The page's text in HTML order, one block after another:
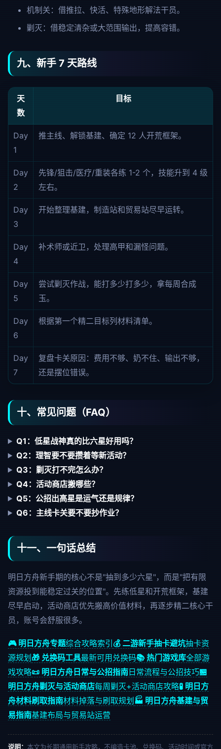
机制关：借推拉、快活、特殊地形解法干员。
剿灭：借稳定清杂或大范围输出，提高容错。
九、新手 7 天路线
天
数
目标
Day
1
推主线、解锁基建、确定 12 人开荒框架。
Day
2
先锋/狙击/医疗/重装各练 1-2 个，技能升到 4 级
左右。
Day
3
开始整理基建，制造站和贸易站尽早运转。
Day
4
补术师或近卫，处理高甲和漏怪问题。
Day
5
尝试剿灭作战，能打多少打多少，拿每周合成
玉。
Day
6
根据第一个精二目标列材料清单。
Day
7
复盘卡关原因：费用不够、奶不住、输出不够，
还是摆位错误。
十、常见问题（FAQ）
Q1：低星战神真的比六星好用吗？
Q2：理智要不要攒着等新活动？
Q3：剿灭打不完怎么办？
Q4：活动商店搬哪些？
Q5：公招出高星是运气还是规律？
Q6：主线卡关要不要抄作业？
十一、一句话总结
明日方舟新手期的核心不是"抽到多少六星"，而是"把有限
资源投到能稳定过关的位置"。先练低星和开荒框架，基建
尽早启动，活动商店优先搬高价值材料，再逐步精二核心干
员，账号会舒服很多。
🎮 明日方舟专题综合攻略索引 💰 二游新手抽卡避坑抽卡资
源规划 🎁 兑换码工具最新可用兑换码📚 热门游戏库全部游
戏攻略📜 明日方舟日常与公招指南 日常流程与公招技巧🏪
明日方舟剿灭与活动商店每周剿灭+活动商店攻略🧪 明日方
舟材料刷取指南材料掉落与刷取规划 🏭 明日方舟基建与贸
易指南基建布局与贸易站运营
说明： 本文为长期通用新手攻略，不编造卡池、兑换码、活动时间或官方